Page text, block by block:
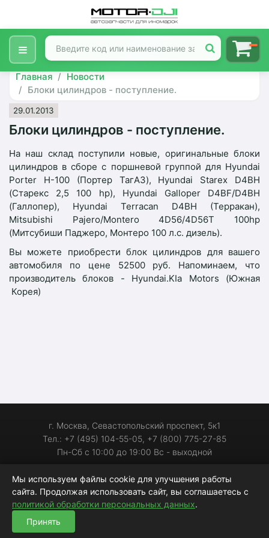
Главная
Новости
Блоки цилиндров - поступление.
29.01.2013
Блоки цилиндров - поступление.
На наш склад поступили новые, оригинальные блоки
цилиндров в сборе с поршневой группой для Hyundai
Porter H-100 (Портер ТагАЗ), Hyundai Starex D4BH
(Старекс 2,5 100 hp), Hyundai Galloper D4BF/D4BH
(Галлопер), Hyundai Terracan D4BH (Терракан),
Mitsubishi Pajero/Montero 4D56/4D56T 100hp
(Митсубиши Паджеро, Монтеро 100 л.с. дизель).
Вы можете приобрести блок цилиндров для вашего
автомобиля по цене 52500 руб. Напоминаем, что
производитель блоков - Hyundai.KIa Motors (Южная
Корея)
г. Москва, Севастопольский проспект, 5к1
Тел.: +7 (495) 104-55-05, +7 (800) 775-27-85
Пн-Сб с 10:00 до 19:00 Вс - выходной
С 2006 года на рынке автозапчастей
Индекс качества сайта (ИКС): 240
© 2006-2026 «Мотор-Джи» - запчасти для иномарок
Мы используем файлы cookie для улучшения работы
сайта. Продолжая использовать сайт, вы соглашаетесь с
политикой обработки персональных данных.
Принять